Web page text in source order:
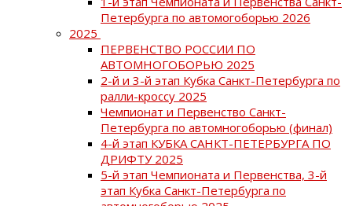
Петербурга по автомогоборью 2026
2025
ПЕРВЕНСТВО РОССИИ ПО
АВТОМНОГОБОРЬЮ 2025
2-й и 3-й этап Кубка Санкт-Петербурга по
ралли-кроссу 2025
Чемпионат и Первенство Санкт-
Петербурга по автомногоборью (финал)
4-й этап КУБКА САНКТ-ПЕТЕРБУРГА ПО
ДРИФТУ 2025
5-й этап Чемпионата и Первенства, 3-й
этап Кубка Санкт-Петербурга по